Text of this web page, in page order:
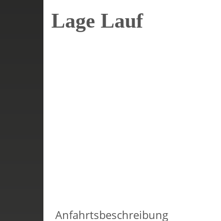
Lage Lauf
Anfahrtsbeschreibung